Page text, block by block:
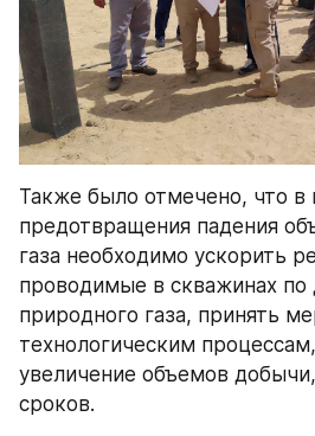
Также было отмечено, что в
предотвращения падения
газа необходимо ускорить
проводимые в скважинах по
природного газа, принять
технологическим
увеличение объемов
сроков.